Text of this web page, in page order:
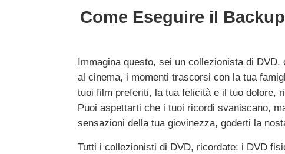
Come Eseguire il
Immagina questo, sei un collezionista di
al cinema, i momenti trascorsi con la tua
tuoi film preferiti, la tua felicità e il tuo dolore,
Puoi aspettarti che i tuoi ricordi svaniscano,
sensazioni della tua giovinezza, goderti la
Tutti i collezionisti di DVD, ricordate: i DVD